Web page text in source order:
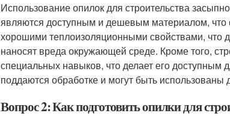
Использование опилок для строительства
являются доступным и дешевым материалом, что
хорошими теплоизоляционными свойствами, что
наносят вреда окружающей среде. Кроме того,
специальных навыков, что делает его доступным
поддаются обработке и могут быть использованы
Вопрос 2: Как подготовить опилки для